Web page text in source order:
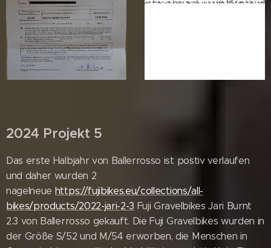
2024 Projekt 5
Das erste Halbjahr von Ballerrosso ist postiv verlaufen
und daher wurden 2
nagelneue https://fujibikes.eu/collections/all-
bikes/products/2022-jari-2-3 Fuji Gravelbikes Jari Burnt
2.3 von Ballerrosso gekauft. Die Fuji Gravelbikes wurden in
der Größe S/52 und M/54 erworben, die Menschen in